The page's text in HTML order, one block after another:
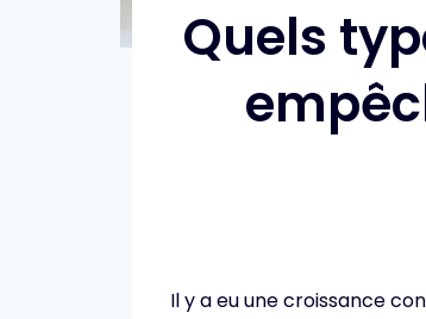
Quels
Il y a eu une croissance